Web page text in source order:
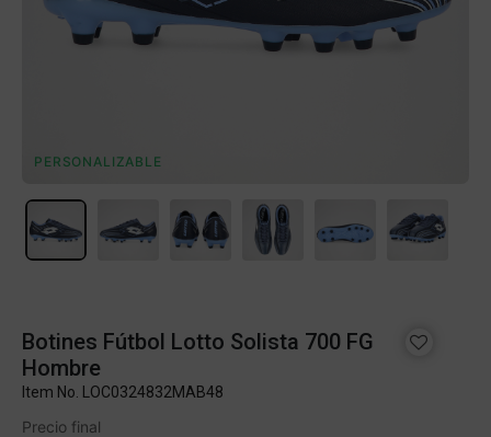
PERSONALIZABLE
Botines Fútbol Lotto Solista 700 FG
Hombre
Item No. LOC0324832MAB48
Precio final